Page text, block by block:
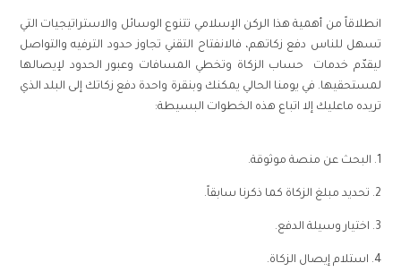
انطلاقاً من أهمية هذا الركن الإسلامي تتنوع الوسائل والاستراتيجيات التي
تسهل للناس دفع زكاتهم، فالانفتاح التقني تجاوز حدود الترفيه والتواصل
ليقدّم خدمات حساب الزكاة وتخطي المسافات وعبور الحدود لإيصالها
لمستحقيها. في يومنا الحالي يمكنك وبنقرة واحدة دفع زكاتك إلى البلد الذي
تريده ماعليك إلا اتباع هذه الخطوات البسيطة:
1. البحث عن منصة موثوقة.
2. تحديد مبلغ الزكاة كما ذكرنا سابقاً.
3. اختيار وسيلة الدفع.
4. استلام إيصال الزكاة.